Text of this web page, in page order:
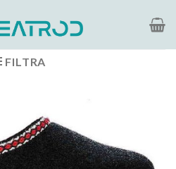
FILTRA